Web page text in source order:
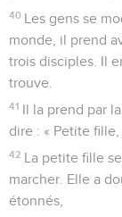
40 Les gens se
monde, il prend
trois disciples. Il
trouve.
41 Il la prend par
dire : « Petite
42 La petite fille
marcher. Elle a
étonnés,